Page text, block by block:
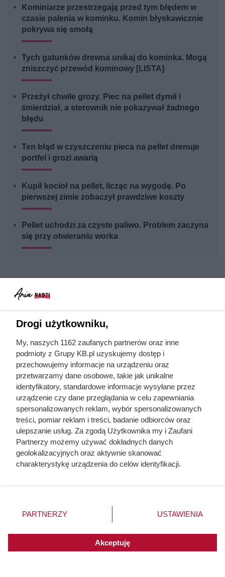
Kominiarze przestrzegają przed tym błędem w
czasie palenia w kominku. Komin błyskawicznie
pokrywa się smołą
Tych gatunków drewna unikaj do kominka. Mogą
zniszczyć przewód kominowy [LISTA]
Przeżył chwile grozy. Piec na pellet dymił i
śmierdział, a sterownik nie pokazywał żadnego
błędu
Ten błąd w czyszczeniu pieca na pellet drenuje
portfel i grozi awarią
Kupił kocioł na pellet, licząc na wygodę. Po
pierwszej zimie zobaczył prawdziwe koszty
Pellet uchodzi za czyste paliwo. Problem zaczyna
się przy otwieraniu worka
Na ile naprawdę wystarcza tona
pelletu? Prosty przelicznik dla
domu 140 m²
Drogi użytkowniku,
My, naszych 1162 zaufanych partnerów oraz inne
podmioty z Grupy KB.pl uzyskujemy dostęp i
przechowujemy informacje na urządzeniu oraz
przetwarzamy dane osobowe, takie jak unikalne
identyfikatory, standardowe informacje wysyłane przez
urządzenie czy dane przeglądania w celu zapewniania
spersonalizowanych reklam, wybór spersonalizowanych
treści, pomiar reklam i treści, badanie odbiorców oraz
ulepszanie usług. Za zgodą Użytkownika my i Zaufani
Partnerzy możemy używać dokładnych danych
geolokalizacyjnych oraz aktywnie skanować
charakterystykę urządzenia do celów identyfikacji.
zmienić/wycofać klikając przycisk ustawień prywatności
znajdujący się w lewym dolnym rogu strony. Niektóre
użytkownika, ale masz prawo sprzeciwić się takiemu
przetwarzaniu. Preferencje będą miały zastosowania do
PARTNERZY USTAWIENIA
Akceptuję